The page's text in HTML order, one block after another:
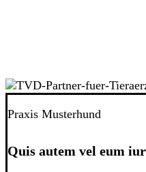
Praxis Musterhund
Quis autem vel eum